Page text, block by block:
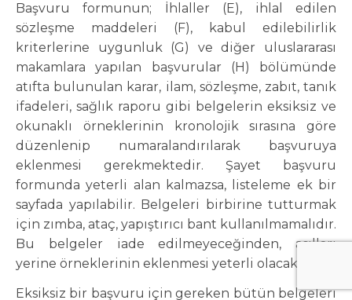
Başvuru formunun; İhlaller (E), ihlal edilen
sözleşme maddeleri (F), kabul edilebilirlik
kriterlerine uygunluk (G) ve diğer uluslararası
makamlara yapılan başvurular (H) bölümünde
atıfta bulunulan karar, ilam, sözleşme, zabıt, tanık
ifadeleri, sağlık raporu gibi belgelerin eksiksiz ve
okunaklı örneklerinin kronolojik sırasına göre
düzenlenip numaralandırılarak başvuruya
eklenmesi gerekmektedir. Şayet başvuru
formunda yeterli alan kalmazsa, listeleme ek bir
sayfada yapılabilir. Belgeleri birbirine tutturmak
için zımba, ataç, yapıştırıcı bant kullanılmamalıdır.
Bu belgeler iade edilmeyeceğinden, asılları
yerine örneklerinin eklenmesi yeterli olacaktır.
Eksiksiz bir başvuru için gereken bütün belgeleri